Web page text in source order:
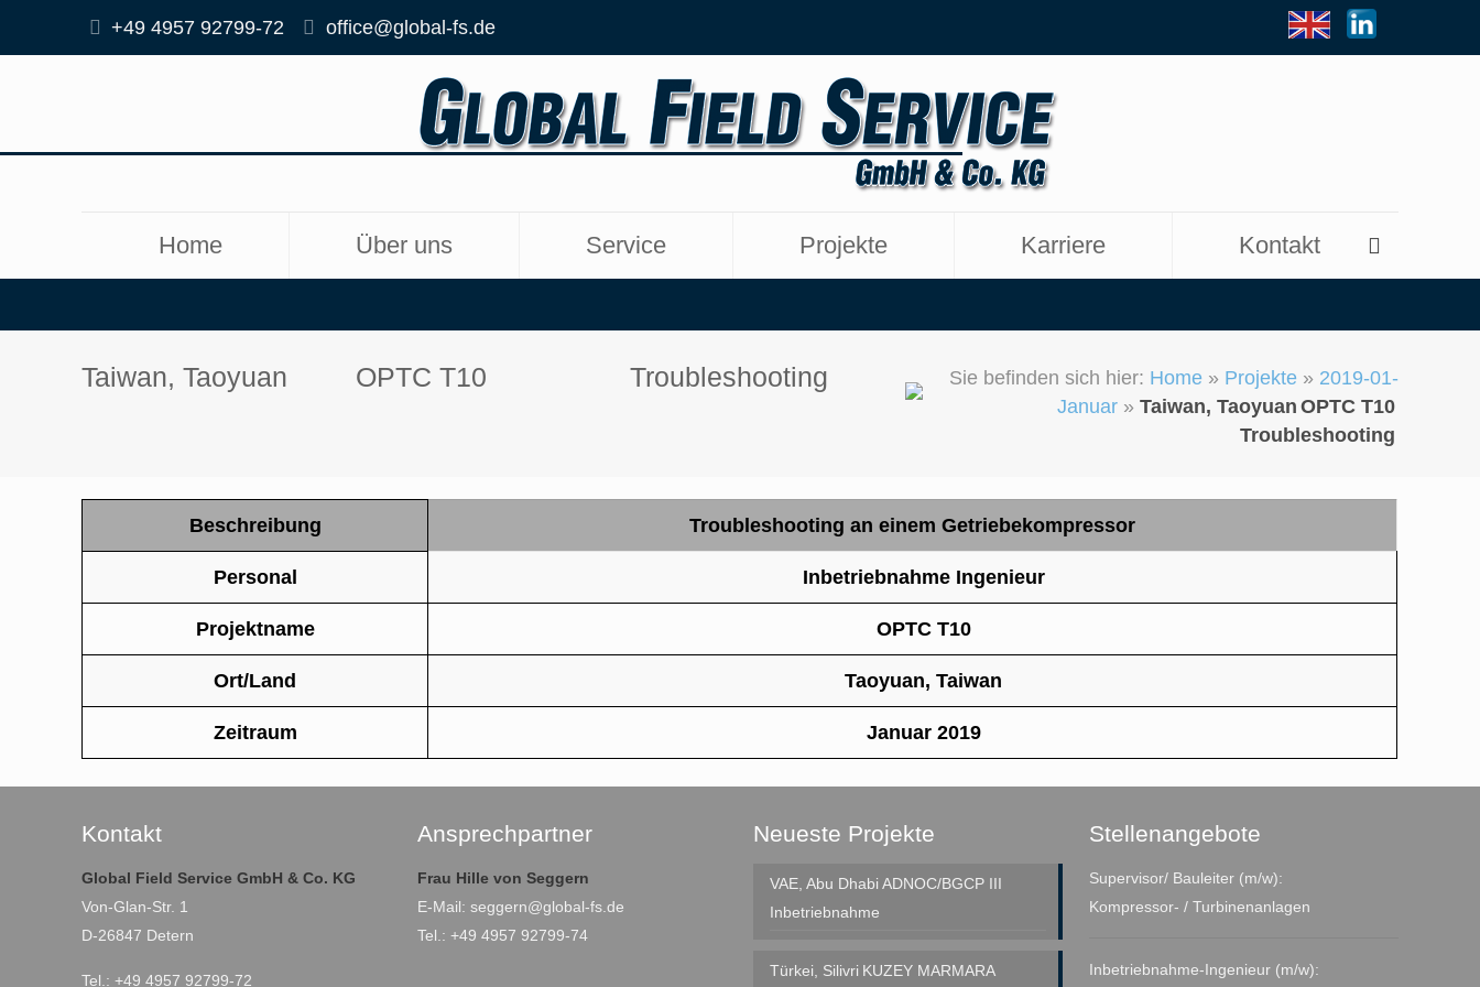
+49 4957 92799-72 office@global-fs.de
Home Über uns Service Projekte Karriere Kontakt
Taiwan, Taoyuan OPTC T10 Troubleshooting Sie befinden sich hier: Home» Projekte» 2019-01-
Januar» Taiwan, Taoyuan OPTC T10
Troubleshooting
Beschreibung Troubleshooting an einem Getriebekompressor
Personal Inbetriebnahme Ingenieur
Projektname OPTC T10
Ort/Land Taoyuan, Taiwan
Zeitraum Januar 2019
Kontakt
Global Field Service GmbH & Co. KG
Von-Glan-Str. 1
D-26847 Detern
Tel.: +49 4957 92799-72
Ansprechpartner
Frau Hille von Seggern
E-Mail:seggern@global-fs.de
Tel.: +49 4957 92799-74
Neueste Projekte
VAE, Abu Dhabi ADNOC/BGCP III
Inbetriebnahme
Türkei, Silivri KUZEY MARMARA
Stellenangebote
Supervisor/ Bauleiter (m/w):
Kompressor- / Turbinenanlagen
Inbetriebnahme-Ingenieur (m/w):